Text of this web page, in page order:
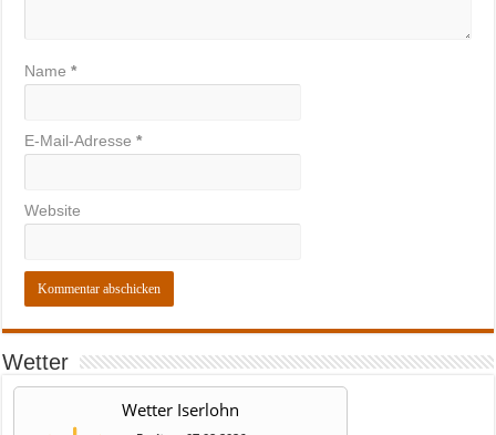
Name*
E-Mail-Adresse*
Website
Wetter
Wetter Iserlohn